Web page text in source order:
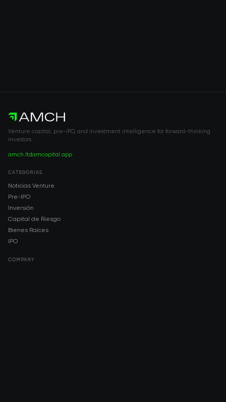
Venture capital, pre-IPO, and investment intelligence for forward-thinking
investors.
amch.ltdamcapital.app
CATEGORÍAS
Noticias Venture
Pre-IPO
Inversión
Capital de Riesgo
Bienes Raíces
IPO
COMPANY